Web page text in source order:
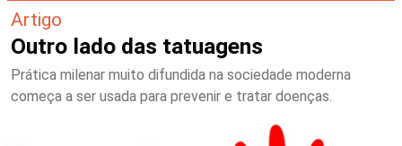
Artigo
Outro lado das tatuagens
Prática milenar muito difundida na sociedade moderna
começa a ser usada para prevenir e tratar doenças.